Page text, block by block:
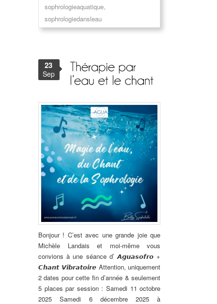
sophrologieaquatique,
sophrologiedansleau
23
Sep
Bonjour ! C’est avec une grande joie que
Michèle Landais et moi-même vous
convions à une séance d’𝘼𝙜𝙪𝙖𝙨𝙤𝙛𝙧𝙤 +
𝘾𝙝𝙖𝙣𝙩 𝙑𝙞𝙗𝙧𝙖𝙩𝙤𝙞𝙧𝙚 Attention, uniquement
2 dates pour cette fin d’année & seulement
5 places par session :Samedi 11 octobre
2025Samedi 6 décembre 2025à